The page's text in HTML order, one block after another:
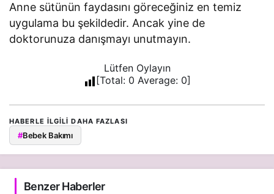
Anne sütünün faydasını göreceğiniz en temiz
uygulama bu şekildedir. Ancak yine de
doktorunuza danışmayı unutmayın.
Lütfen Oylayın
[Total: 0 Average: 0]
HABERLE ILGILI DAHA FAZLASI
#Bebek Bakımı
Benzer Haberler